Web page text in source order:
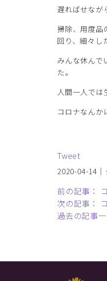
遅ればせなが
掃除、用度品
回り、細々し
みんな休んで
た。
人間一人では
コロナなんか
Tweet
2020-04-14｜
前の記事：
次の記事：
過去の記事